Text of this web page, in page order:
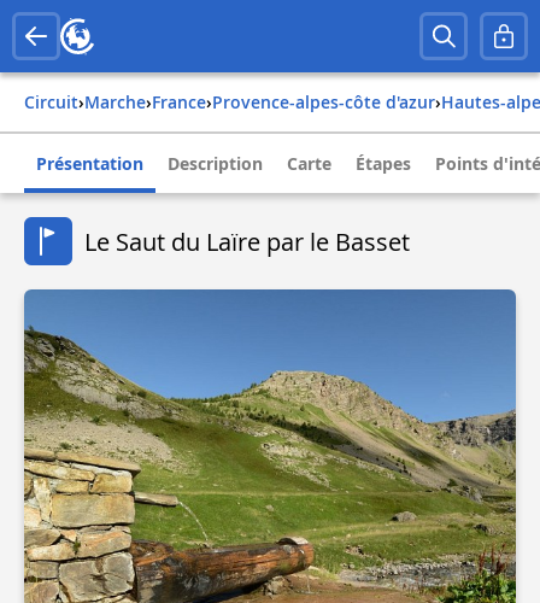
Circuit› Marche› france› provence-alpes-côte d'azur› hautes-
Présentation Description Carte Étapes Points
Le Saut du Laïre par le Basset